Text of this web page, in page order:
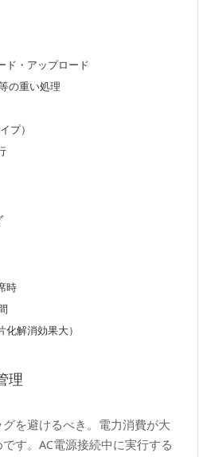
ド・アップロード
の重い処理
プ）
時
解消効果大）
理
を避けるべき。電力消費が大
す。AC電源接続中に実行する